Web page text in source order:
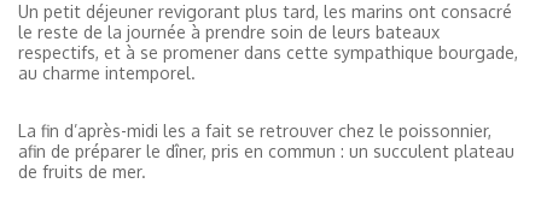
Un petit déjeuner revigorant plus tard, les marins ont consacré
le reste de la journée à prendre soin de leurs bateaux
respectifs, et à se promener dans cette sympathique bourgade,
au charme intemporel.
La fin d’après-midi les a fait se retrouver chez le poissonnier,
afin de préparer le dîner, pris en commun : un succulent plateau
de fruits de mer.